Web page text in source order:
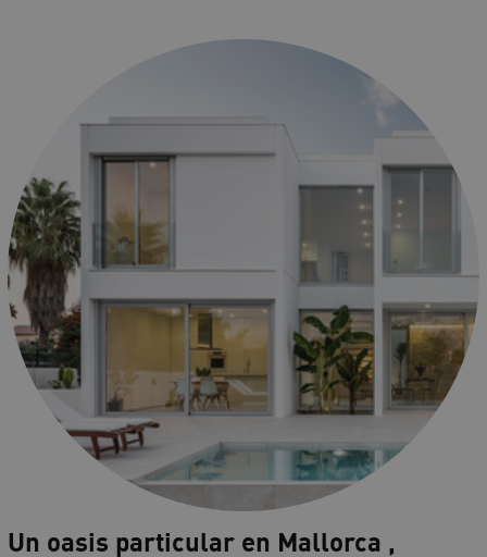
Un oasis particular en Mallorca ,